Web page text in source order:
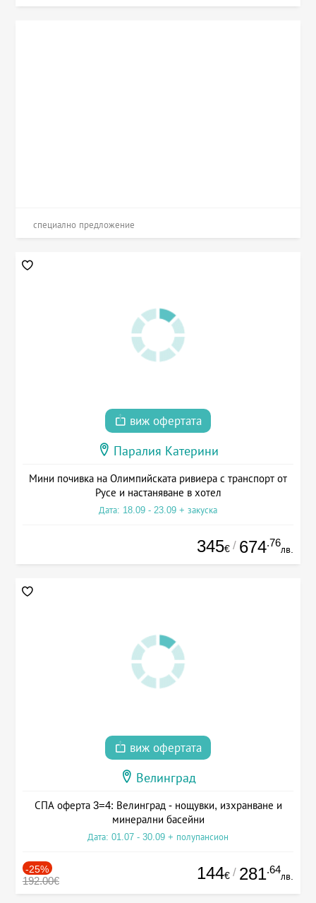
специално предложение
виж офертата
Паралия Катерини
Мини почивка на Олимпийската ривиера с транспорт от
Русе и настаняване в хотел
Дата: 18.09 - 23.09 + закуска
345€ / 674.76
лв.
виж офертата
Велинград
СПА оферта 3=4: Велинград - нощувки, изхранване и
минерални басейни
Дата: 01.07 - 30.09 + полупансион
-25%
192.00€ 144€ / 281.64
лв.